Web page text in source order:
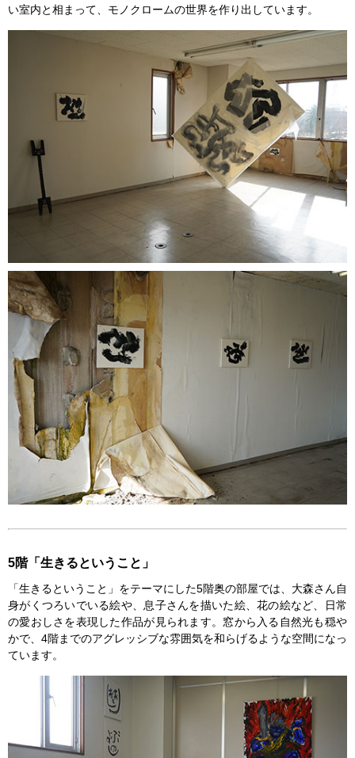
い室内と相まって、モノクロームの世界を作り出しています。
5階「生きるということ」
「生きるということ」をテーマにした5階奥の部屋では、大森さん自
身がくつろいでいる絵や、息子さんを描いた絵、花の絵など、日常
の愛おしさを表現した作品が見られます。窓から入る自然光も穏や
かで、4階までのアグレッシブな雰囲気を和らげるような空間になっ
ています。